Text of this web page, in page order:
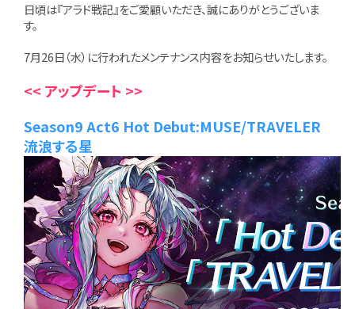
日頃は『アラド戦記』をご愛顧いただき、誠にありがとうございま
す。
7月26日（水）に行われたメンテナンス内容をお知らせいたします。
<< アップデート >>
Season9 Act6 Hot Debut:MUSE/TRAVELER
流浪する星